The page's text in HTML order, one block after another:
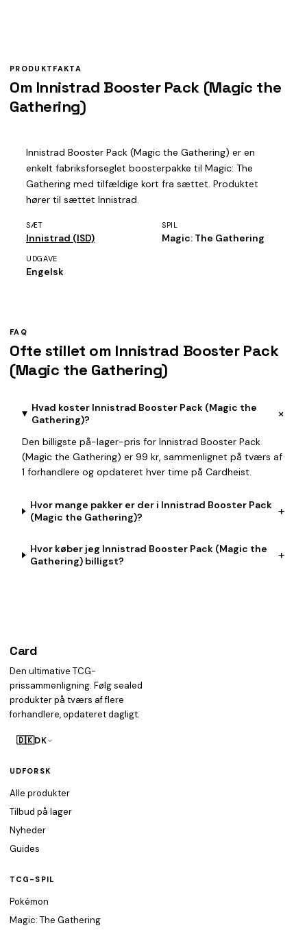
PRODUKTFAKTA
Om Innistrad Booster Pack (Magic the
Gathering)
Innistrad Booster Pack (Magic the Gathering) er en
enkelt fabriksforseglet boosterpakke til Magic: The
Gathering med tilfældige kort fra sættet. Produktet
hører til sættet Innistrad.
SÆT
Innistrad (ISD)
SPIL
Magic: The Gathering
UDGAVE
Engelsk
FAQ
Ofte stillet om Innistrad Booster Pack
(Magic the Gathering)
Hvad koster Innistrad Booster Pack (Magic the
Gathering)?
+
Den billigste på-lager-pris for Innistrad Booster Pack
(Magic the Gathering) er 99 kr, sammenlignet på tværs af
1 forhandlere og opdateret hver time på Cardheist.
Hvor mange pakker er der i Innistrad Booster Pack
(Magic the Gathering)?
+
Hvor køber jeg Innistrad Booster Pack (Magic the
Gathering) billigst?
+
Card
Den ultimative TCG-
prissammenligning. Følg sealed
produkter på tværs af flere
forhandlere, opdateret dagligt.
🇩🇰DK
UDFORSK
Alle produkter
Tilbud på lager
Nyheder
Guides
TCG-SPIL
Pokémon
Magic: The Gathering